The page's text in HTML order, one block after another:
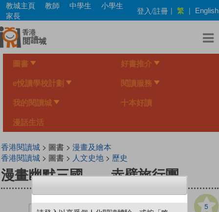
Skip
main
content
教城主頁 教師 中學生
小學生
家長
登入/註冊 | 繁 | English
圖書 好書推介
e悅讀學校計劃 閱讀服務
我的閱讀城 十本好讀
漫話生活
香港閱讀城> 圖書 > 漫畫及繪本
香港閱讀城> 圖書 > 人文史地> 歷史
漫畫幽默三國——赤壁旅行團
5